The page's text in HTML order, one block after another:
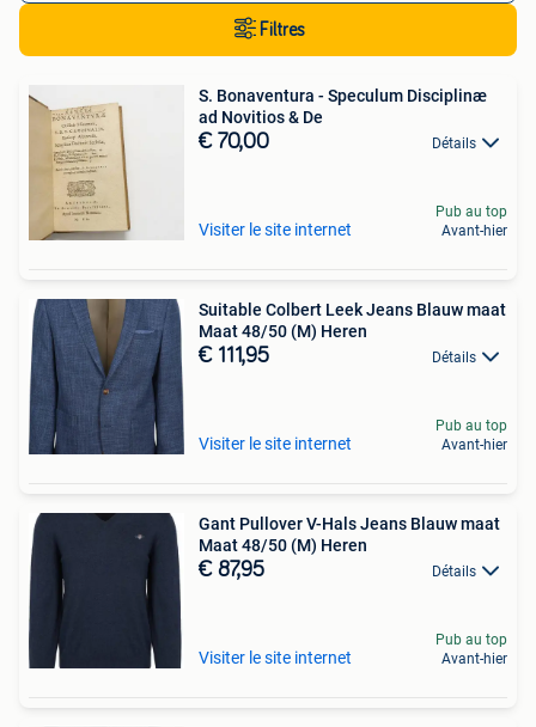
Filtres
S. Bonaventura - Speculum Disciplinæ
ad Novitios & De
€ 70,00 Détails
Visiter le site internet
Pub au top
Avant-hier
Suitable Colbert Leek Jeans Blauw maat
Maat 48/50 (M) Heren
€ 111,95 Détails
Visiter le site internet
Pub au top
Avant-hier
Gant Pullover V-Hals Jeans Blauw maat
Maat 48/50 (M) Heren
€ 87,95 Détails
Visiter le site internet
Pub au top
Avant-hier